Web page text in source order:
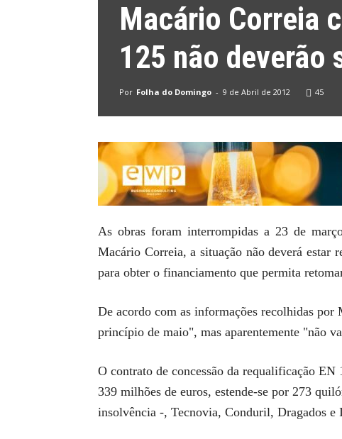
Macário Correia
125 não deverão
Por Folha do Domingo - 9 de Abril de 2012 45
As obras foram interrompidas a 23 de
Macário Correia, a situação não deverá estar
para obter o financiamento que permita
De acordo com as informações recolhidas
princípio de maio", mas aparentemente "não
O contrato de concessão da requalificação
339 milhões de euros, estende-se por 273
insolvência -, Tecnovia, Conduril, Dragados e